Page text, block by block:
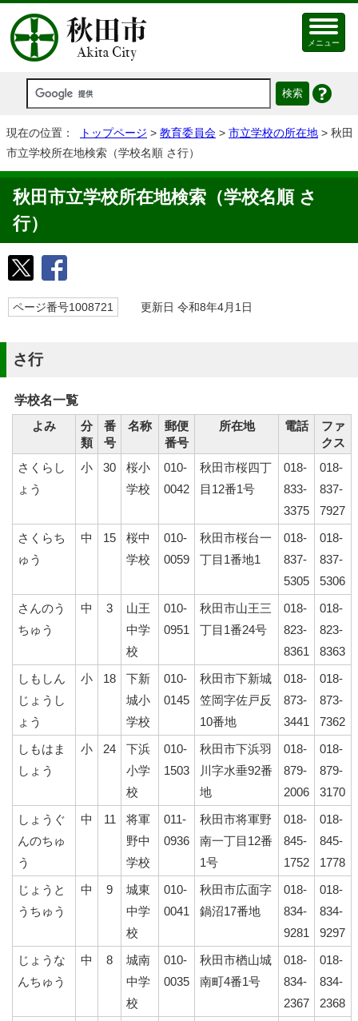
メニュー
現在の位置： トップページ > 教育委員会 > 市立学校の所在地 > 秋田
市立学校所在地検索（学校名順 さ行）
秋田市立学校所在地検索（学校名順 さ
行）
ページ番号1008721 更新日 令和8年4月1日
さ行
学校名一覧
よみ
分
類
番
号
名称
郵便
番号
所在地 電話
ファ
クス
さくらし
ょう
小 30
桜小
学校
010-
0042
秋田市桜四丁
目12番1号
018-
833-
3375
018-
837-
7927
さくらち
ゅう
中 15
桜中
学校
010-
0059
秋田市桜台一
丁目1番地1
018-
837-
5305
018-
837-
5306
さんのう
ちゅう
中 3
山王
中学
校
010-
0951
秋田市山王三
丁目1番24号
018-
823-
8361
018-
823-
8363
しもしん
じょうし
ょう
小 18
下新
城小
学校
010-
0145
秋田市下新城
笠岡字佐戸反
10番地
018-
873-
3441
018-
873-
7362
しもはま
しょう
小 24
下浜
小学
校
010-
1503
秋田市下浜羽
川字水垂92番
地
018-
879-
2006
018-
879-
3170
しょうぐ
んのちゅ
う
中 11
将軍
野中
学校
011-
0936
秋田市将軍野
南一丁目12番
1号
018-
845-
1752
018-
845-
1778
じょうと
うちゅう
中 9
城東
中学
校
010-
0041
秋田市広面字
鍋沼17番地
018-
834-
9281
018-
834-
9297
じょうな
んちゅう
中 8
城南
中学
校
010-
0035
秋田市楢山城
南町4番1号
018-
834-
2367
018-
834-
2368